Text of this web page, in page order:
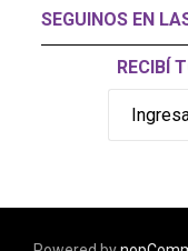
SEGUINOS EN
RECIBÍ